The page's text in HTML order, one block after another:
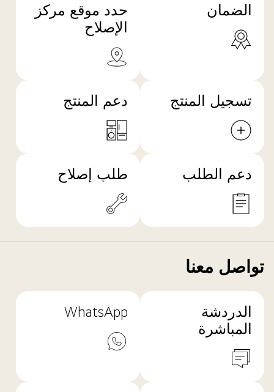
الضمان
حدد موقع مركز
الإصلاح
تسجيل المنتج دعم المنتج
دعم الطلب طلب إصلاح
تواصل معنا
الدردشة
المباشرة
WhatsApp